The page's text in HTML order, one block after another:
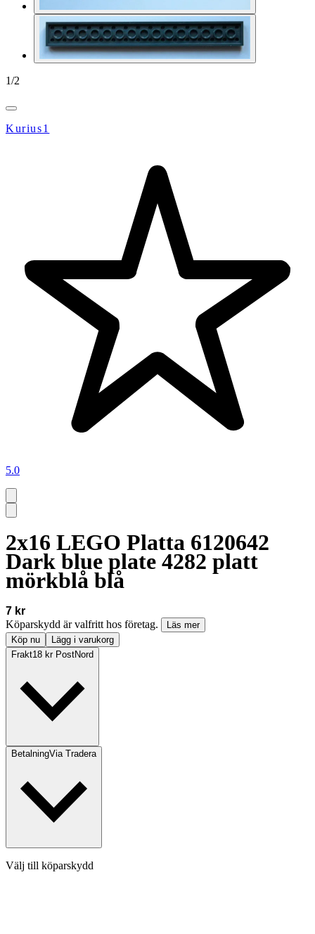
1/2
Kurius1
5.0
2x16 LEGO Platta 6120642
Dark blue plate 4282 platt
mörkblå blå
7 kr
Köparskydd är valfritt hos företag.
Läs mer
Köp nu
Lägg i varukorg
Frakt18 kr PostNord
BetalningVia Tradera
Välj till köparskydd